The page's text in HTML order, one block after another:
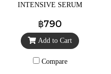
INTENSIVE SERUM
อควา แมท อินเทนซีฟ เซรั่ม
คุชชั่น 03.มีเดียม ราคา 490.-
(จากปกติราคา 790.-) (เน้น
฿790
Add to Cart
Compare